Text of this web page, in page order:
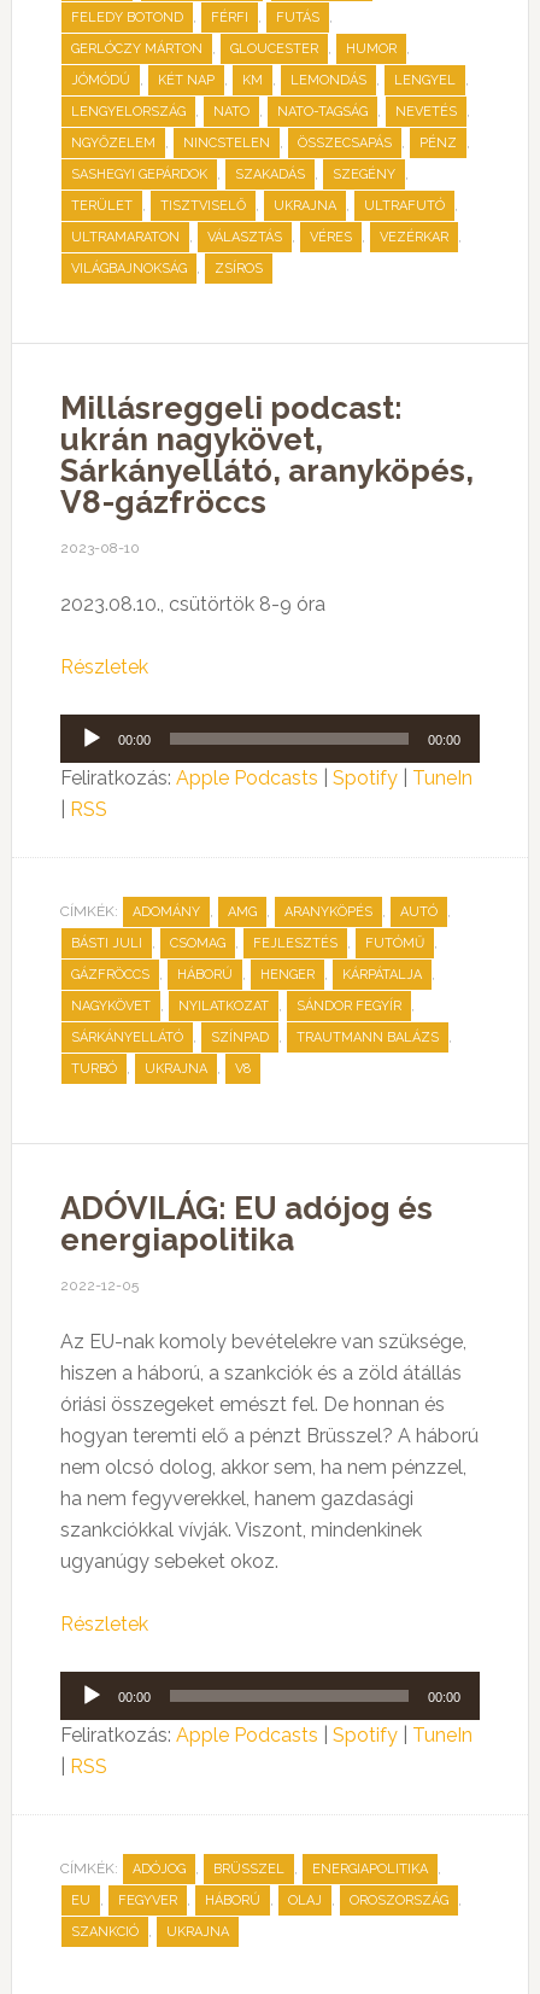
FELEDY BOTOND , FÉRFI , FUTÁS ,
GERLÓCZY MÁRTON , GLOUCESTER , HUMOR ,
JÓMÓDÚ , KÉT NAP , KM , LEMONDÁS , LENGYEL ,
LENGYELORSZÁG , NATO , NATO-TAGSÁG , NEVETÉS ,
NGYŐZELEM , NINCSTELEN , ÖSSZECSAPÁS , PÉNZ ,
SASHEGYI GEPÁRDOK , SZAKADÁS , SZEGÉNY ,
TERÜLET , TISZTVISELŐ , UKRAJNA , ULTRAFUTÓ ,
ULTRAMARATON , VÁLASZTÁS , VÉRES , VEZÉRKAR ,
VILÁGBAJNOKSÁG , ZSÍROS
Millásreggeli podcast:
ukrán nagykövet,
Sárkányellátó, aranyköpés,
V8-gázfröccs
2023-08-10
2023.08.10., csütörtök 8-9 óra
Részletek
Audió
lejátszó
00:00 00:00
Feliratkozás: Apple Podcasts Spotify| TuneIn
RSS
CÍMKÉK: ADOMÁNY , AMG , ARANYKÖPÉS , AUTÓ ,
BÁSTI JULI , CSOMAG , FEJLESZTÉS , FUTÓMŰ ,
GÁZFRÖCCS , HÁBORÚ , HENGER , KÁRPÁTALJA ,
NAGYKÖVET , NYILATKOZAT , SÁNDOR FEGYÍR ,
SÁRKÁNYELLÁTÓ , SZÍNPAD , TRAUTMANN BALÁZS ,
TURBÓ , UKRAJNA , V8
ADÓVILÁG: EU adójog és
energiapolitika
2022-12-05
Az EU-nak komoly bevételekre van szüksége,
hiszen a háború, a szankciók és a zöld átállás
óriási összegeket emészt fel. De honnan és
hogyan teremti elő a pénzt Brüsszel? A háború
nem olcsó dolog, akkor sem, ha nem pénzzel,
ha nem fegyverekkel, hanem gazdasági
szankciókkal vívják. Viszont, mindenkinek
ugyanúgy sebeket okoz.
Részletek
Audió
lejátszó
00:00 00:00
Feliratkozás: Apple Podcasts Spotify| TuneIn
RSS
CÍMKÉK: ADÓJOG , BRÜSSZEL , ENERGIAPOLITIKA ,
EU , FEGYVER , HÁBORÚ , OLAJ , OROSZORSZÁG ,
SZANKCIÓ , UKRAJNA